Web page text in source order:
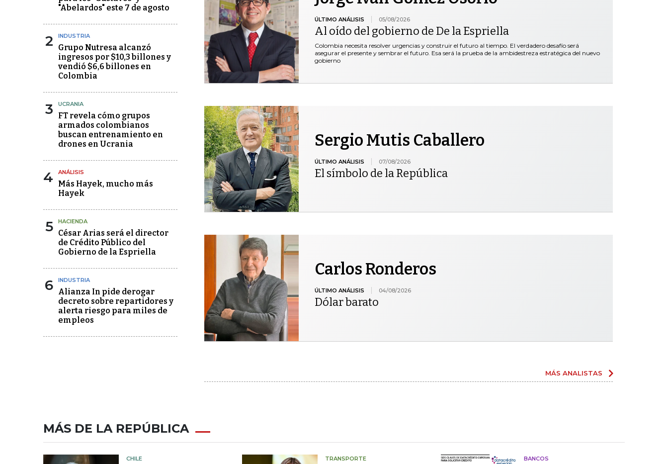
"Abelardos" este 7 de agosto
2 INDUSTRIA
Grupo Nutresa alcanzó
ingresos por $10,3 billones y
vendió $6,6 billones en
Colombia
3 UCRANIA
FT revela cómo grupos
armados colombianos
buscan entrenamiento en
drones en Ucrania
4 ANÁLISIS
Más Hayek, mucho más
Hayek
5 HACIENDA
César Arias será el director
de Crédito Público del
Gobierno de la Espriella
6 INDUSTRIA
Alianza In pide derogar
decreto sobre repartidores y
alerta riesgo para miles de
empleos
ÚLTIMO ANÁLISIS 05/08/2026
Al oído del gobierno de De la Espriella
Colombia necesita resolver urgencias y construir el futuro al tiempo. El verdadero desafío será
asegurar el presente y sembrar el futuro. Esa será la prueba de la ambidestreza estratégica del nuevo
gobierno
Sergio Mutis Caballero
ÚLTIMO ANÁLISIS 07/08/2026
El símbolo de la República
Carlos Ronderos
ÚLTIMO ANÁLISIS 04/08/2026
Dólar barato
MÁS ANALISTAS
MÁS DE LA REPÚBLICA
CHILE TRANSPORTE BANCOS